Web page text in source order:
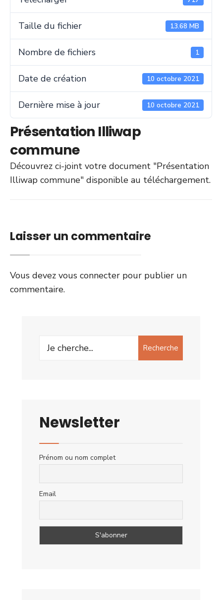
Taille du fichier 13.68 MB
Nombre de fichiers 1
Date de création 10 octobre 2021
Dernière mise à jour 10 octobre 2021
Présentation Illiwap
commune
Découvrez ci-joint votre document "Présentation
Illiwap commune" disponible au téléchargement.
Laisser un commentaire
Vous devez vous connecter pour publier un
commentaire.
Search
Recherche
Newsletter
Prénom ou nom complet
Email